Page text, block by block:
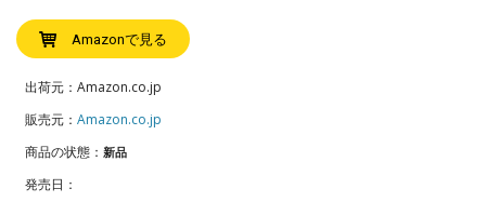
Amazonで見る
出荷元：Amazon.co.jp
販売元： Amazon.co.jp
商品の状態： 新品
発売日：